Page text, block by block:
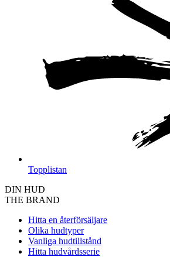
Topplistan
DIN HUD
THE BRAND
Hitta en återförsäljare
Olika hudtyper
Vanliga hudtillstånd
Hitta hudvårdsserie